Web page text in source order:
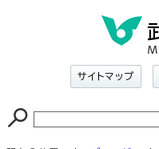
サイトマップ